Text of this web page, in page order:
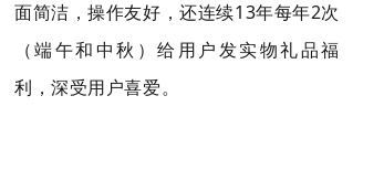
面简洁，操作友好，还连续13年每年2次
（端午和中秋）给用户发实物礼品福
利，深受用户喜爱。